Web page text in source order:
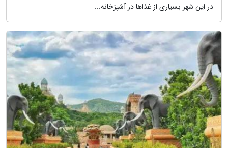
در این شهر بسیاری از غذاها در آشپزخانه...